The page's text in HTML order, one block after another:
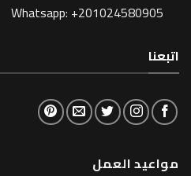
Whatsapp: